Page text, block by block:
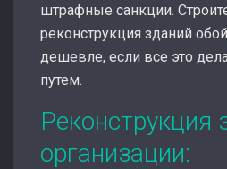
штрафные санкции.
реконструкция зданий
дешевле, если все это
путем.
Реконструкция
организации: